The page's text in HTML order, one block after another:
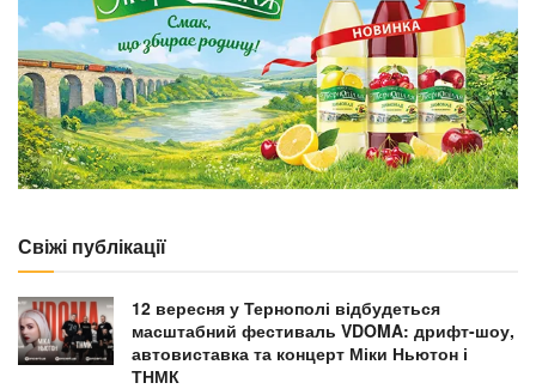
Свіжі публікації
12 вересня у Тернополі відбудеться
масштабний фестиваль VDOMA: дрифт-шоу,
автовиставка та концерт Міки Ньютон і
ТНМК